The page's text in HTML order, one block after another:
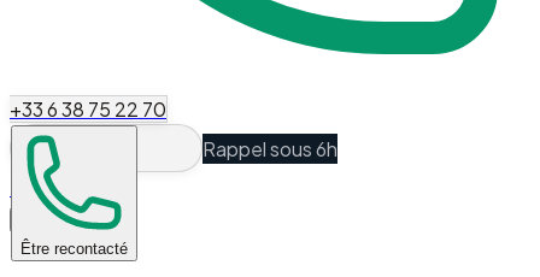
+33 6 38 75 22 70
Être recontacté
Rappel sous 6h
Espace Client